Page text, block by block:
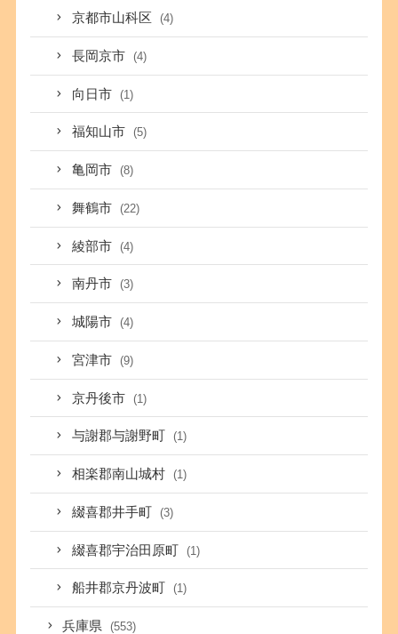
京都市山科区 (4)
長岡京市 (4)
向日市 (1)
福知山市 (5)
亀岡市 (8)
舞鶴市 (22)
綾部市 (4)
南丹市 (3)
城陽市 (4)
宮津市 (9)
京丹後市 (1)
与謝郡与謝野町 (1)
相楽郡南山城村 (1)
綴喜郡井手町 (3)
綴喜郡宇治田原町 (1)
船井郡京丹波町 (1)
兵庫県 (553)